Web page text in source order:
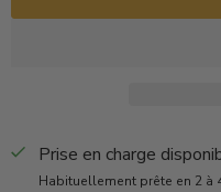
Prise en charge
Habituellement prête en 2 à